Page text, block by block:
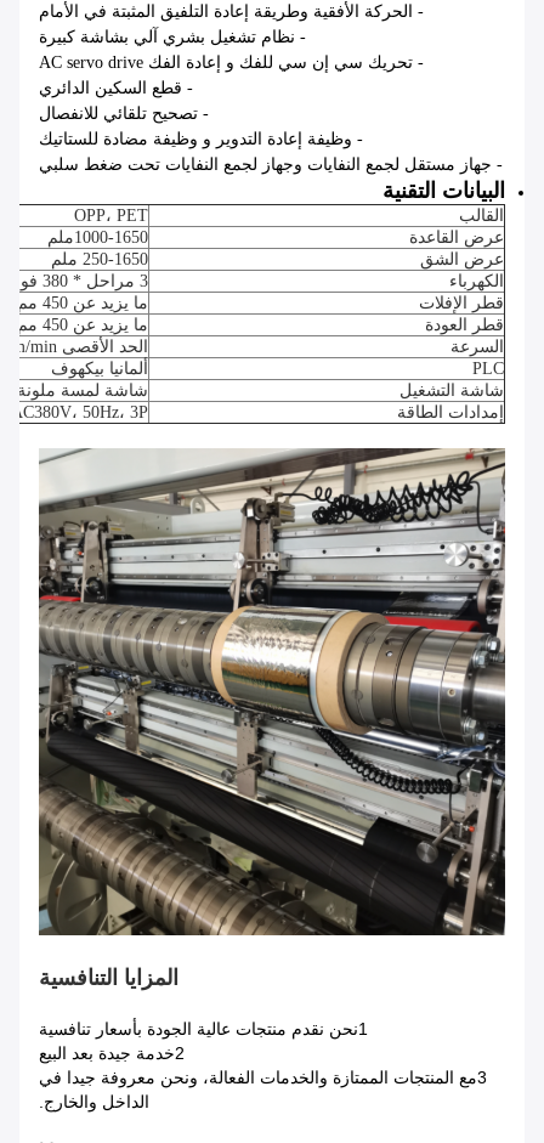
- الحركة الأفقية وطريقة إعادة التلفيق المثبتة في الأمام
- نظام تشغيل بشري آلي بشاشة كبيرة
- تحريك سي إن سي للفك و إعادة الفك AC servo drive
- قطع السكين الدائري
- تصحيح تلقائي للانفصال
- وظيفة إعادة التدوير و وظيفة مضادة للستاتيك
- جهاز مستقل لجمع النفايات وجهاز لجمع النفايات تحت ضغط سلبي
البيانات التقنية
القالب
OPP، PET
عرض القاعدة
1000-1650ملم
عرض الشق
250-1650 ملم
الكهرباء
3 مراحل * 380 فولت * 50 هرتز
قطر الإفلات
ما يزيد عن 450 مم
قطر العودة
ما يزيد عن 450 مم
السرعة
الحد الأقصى 150m/min
PLC
ألمانيا بيكهوف
شاشة التشغيل
شاشة لمسة ملونة
إمدادات الطاقة
AC380V، 50Hz، 3P
المزايا التنافسية
1نحن نقدم منتجات عالية الجودة بأسعار تنافسية
2خدمة جيدة بعد البيع
3مع المنتجات الممتازة والخدمات الفعالة، ونحن معروفة جيدا في
الداخل والخارج.